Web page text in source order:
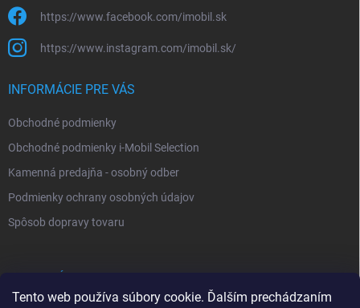
Tento web používa súbory cookie. Ďalším prechádzaním
https://www.facebook.com/imobil.sk
https://www.instagram.com/imobil.sk/
INFORMÁCIE PRE VÁS
Obchodné podmienky
Obchodné podmienky i-Mobil Selection
Kamenná predajňa - osobný odber
Podmienky ochrany osobných údajov
Spôsob dopravy tovaru